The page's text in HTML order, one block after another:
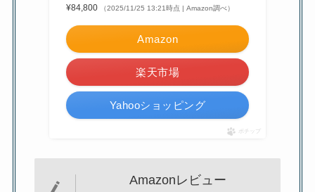
¥84,800
（2025/11/25 13:21時点 | Amazon調べ）
Amazon
楽天市場
Yahooショッピング
ポチップ
Amazonレビュー